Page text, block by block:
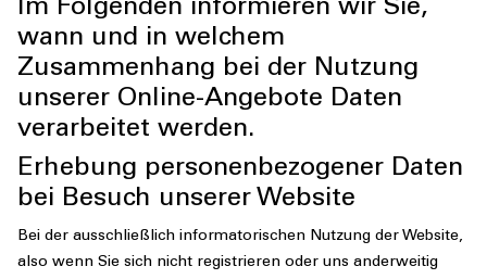
Im Folgenden informieren wir Sie,
wann und in welchem
Zusammenhang bei der Nutzung
unserer Online-Angebote Daten
verarbeitet werden.
Erhebung personenbezogener Daten
bei Besuch unserer Website
Bei der ausschließlich informatorischen Nutzung der Website,
also wenn Sie sich nicht registrieren oder uns anderweitig